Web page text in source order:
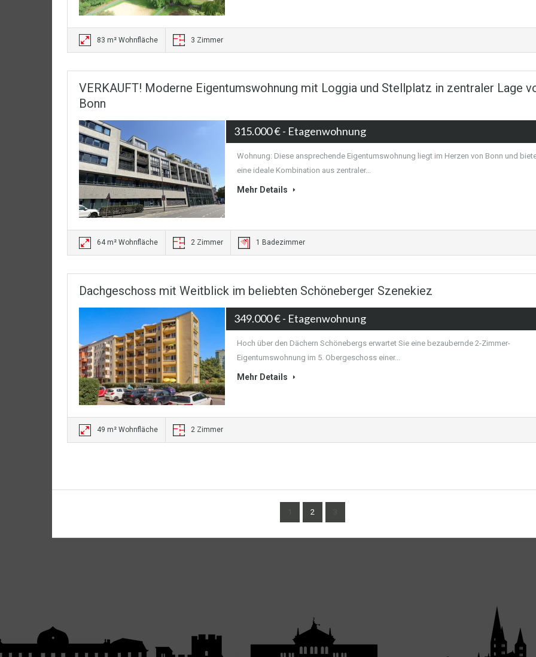
83 m² Wohnfläche 3 Zimmer
VERKAUFT! Moderne Eigentumswohnung mit Loggia und Stellplatz in zentraler Lage
Bonn
315.000 €- Etagenwohnung
Wohnung: Diese ansprechende Eigentumswohnung liegt im Herzen von Bonn und
eine ideale Kombination aus zentraler...
Mehr Details
64 m² Wohnfläche 2 Zimmer 1 Badezimmer
Dachgeschoss mit Weitblick im beliebten Schöneberger Szenekiez
349.000 €- Etagenwohnung
Hoch über den Dächern Schönebergs erwartet Sie eine bezaubernde 2-Zimmer-
Eigentumswohnung im 5. Obergeschoss einer...
Mehr Details
49 m² Wohnfläche 2 Zimmer
2